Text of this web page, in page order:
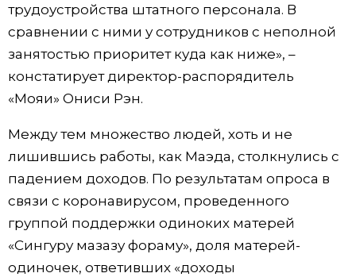
трудоустройства штатного персонала. В
сравнении с ними у сотрудников с неполной
занятостью приоритет куда как ниже», –
констатирует директор-распорядитель
«Мояи» Ониси Рэн.
Между тем множество людей, хоть и не
лишившись работы, как Маэда, столкнулись с
падением доходов. По результатам опроса в
связи с коронавирусом, проведенного
группой поддержки одиноких матерей
«Сингуру мазазу фораму», доля матерей-
одиночек, ответивших «доходы